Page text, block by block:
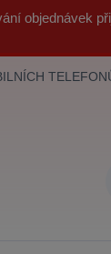
objednávek